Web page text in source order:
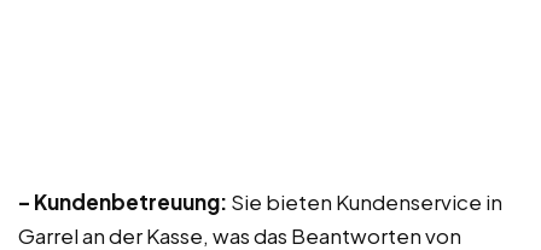
– Kundenbetreuung: Sie bieten Kundenservice in
Garrel an der Kasse, was das Beantworten von